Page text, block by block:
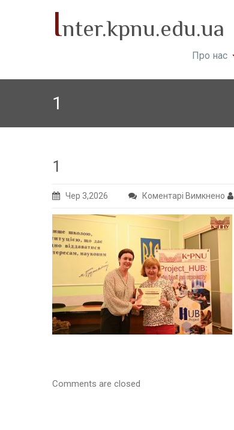
Inter.kpnu.edu.ua
Про нас
1
1
Чер 3,2026 Коментарі Вимкнено до
Comments are closed